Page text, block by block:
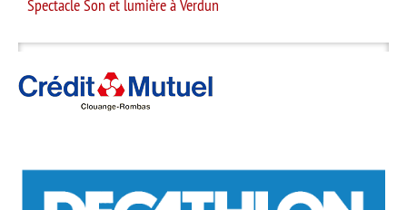
Spectacle Son et lumière à Verdun